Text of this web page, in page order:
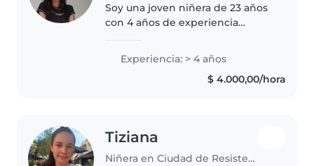
Soy una joven niñera de 23 años
con 4 años de experiencia
estudios en Educación Inicial y
puedo brindar un excelente
Experiencia: > 4 años
$ 4.000,00/hora
Tiziana
Niñera en Ciudad de Resistencia